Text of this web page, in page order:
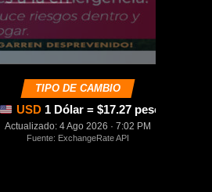
TIPO DE CAMBIO
USD 1 Dólar = $17.27 pesos
Actualizado: 4 Ago 2026 · 7:02 PM
Fuente: ExchangeRate API